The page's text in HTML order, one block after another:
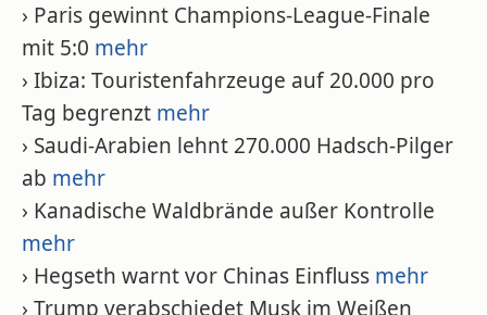
› Paris gewinnt Champions-League-Finale
mit 5:0 mehr
› Ibiza: Touristenfahrzeuge auf 20.000 pro
Tag begrenzt mehr
› Saudi-Arabien lehnt 270.000 Hadsch-Pilger
ab mehr
› Kanadische Waldbrände außer Kontrolle
mehr
› Hegseth warnt vor Chinas Einfluss mehr
› Trump verabschiedet Musk im Weißen